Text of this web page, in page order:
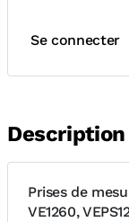
Se connecter
Description
Prises de
VE1260,